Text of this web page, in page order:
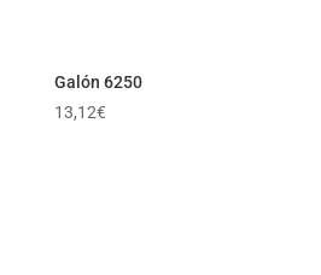
Galón 6250
13,12€